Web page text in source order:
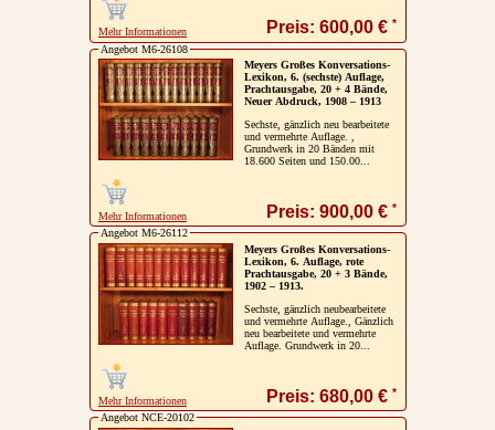
Mehr Informationen Preis: 600,00 € *
Angebot M6-26108
Meyers Großes Konversations-
Lexikon, 6. (sechste) Auflage,
Prachtausgabe, 20 + 4 Bände,
Neuer Abdruck, 1908 – 1913
Sechste, gänzlich neu bearbeitete
und vermehrte Auflage. ,
Grundwerk in 20 Bänden mit
18.600 Seiten und 150.00...
Mehr Informationen Preis: 900,00 € *
Angebot M6-26112
Meyers Großes Konversations-
Lexikon, 6. Auflage, rote
Prachtausgabe, 20 + 3 Bände,
1902 – 1913.
Sechste, gänzlich neubearbeitete
und vermehrte Auflage., Gänzlich
neu bearbeitete und vermehrte
Auflage. Grundwerk in 20...
Mehr Informationen Preis: 680,00 € *
Angebot NCE-20102